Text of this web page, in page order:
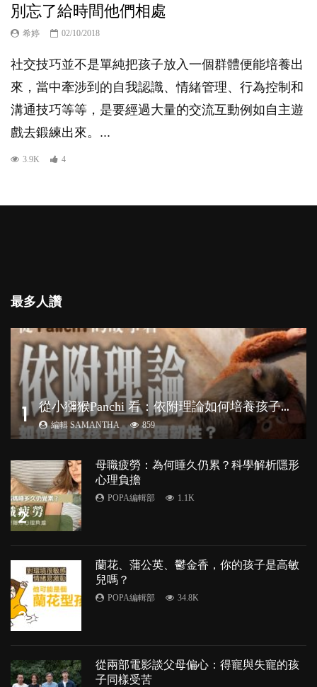
別忘了給時間他們相處
希婷 02/10/2018
社交技巧並不是單純把孩子放入一個群體便能培養出
來，當中牽涉到的自我認識、情緒管理、行為控制和
溝通技巧等等，是要經過大量的交流互動例如自主遊
戲去鍛練出來。...
3.9K 4
最多人讚
1 從
小獼猴Panchi 看：依附理論如何培養孩子心理韌性？
編輯 SAMANTHA 859
2
母職疲勞：為何睡久仍累？科學解析隱形
心理負擔
POPA編輯部 1.1K
3
蘭花、蒲公英、鬱金香，你的孩子是高敏
兒嗎？
POPA編輯部 34.8K
從兩部電影談父母偏心：得寵與失寵的孩
子同樣受苦